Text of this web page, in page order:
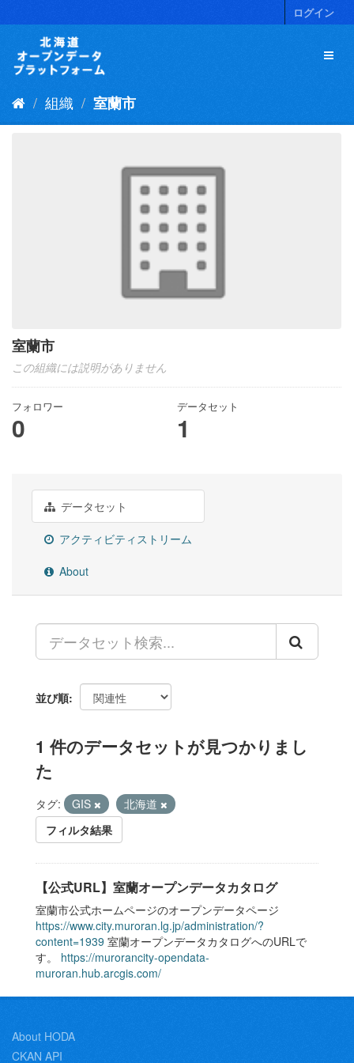
キ
ログイン
組織 室蘭市
室蘭市
この組織には説明がありません
フォロワー
0
データセット
1
データセット
アクティビティストリーム
About
並び順
1 件のデータセットが見つかりまし
た
タグ: GIS
北海道
フィルタ結果
【公式URL】室蘭オープンデータカタログ
室蘭市公式ホームページのオープンデータページ
https://www.city.muroran.lg.jp/administration/?
content=1939 室蘭オープンデータカタログへのURLで
す。 https://murorancity-opendata-
muroran.hub.arcgis.com/
About HODA
CKAN API